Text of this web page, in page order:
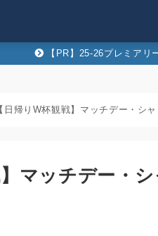
【PR】25-26プレミア
【日帰りW杯観戦】マッチデー・シ
】マッチデー・